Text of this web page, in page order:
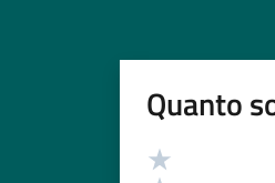
Quanto
Valutazione